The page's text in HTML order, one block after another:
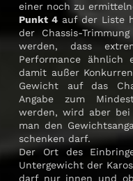
einer noch zu
Punkt 4 auf der Liste
der Chassis-
werden, dass
Performance ähnlich
damit außer
Gewicht auf das
Angabe zum
werden, wird aber bei
man den
schenken darf.
Der Ort des
Untergewicht der
darf nur innen und